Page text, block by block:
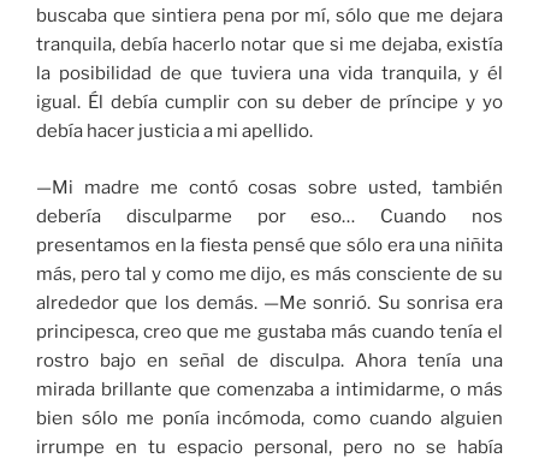
buscaba que sintiera pena por mí, sólo que me dejara
tranquila, debía hacerlo notar que si me dejaba, existía
la posibilidad de que tuviera una vida tranquila, y él
igual. Él debía cumplir con su deber de príncipe y yo
debía hacer justicia a mi apellido.
—Mi madre me contó cosas sobre usted, también
debería disculparme por eso… Cuando nos
presentamos en la fiesta pensé que sólo era una niñita
más, pero tal y como me dijo, es más consciente de su
alrededor que los demás. —Me sonrió. Su sonrisa era
principesca, creo que me gustaba más cuando tenía el
rostro bajo en señal de disculpa. Ahora tenía una
mirada brillante que comenzaba a intimidarme, o más
bien sólo me ponía incómoda, como cuando alguien
irrumpe en tu espacio personal, pero no se había